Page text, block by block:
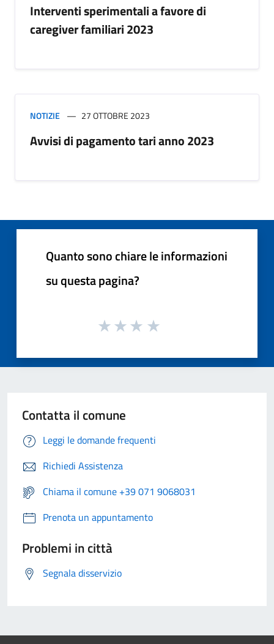
Interventi sperimentali a favore di
caregiver familiari 2023
NOTIZIE 27 OTTOBRE 2023
Avvisi di pagamento tari anno 2023
Quanto sono chiare le informazioni
su questa pagina?
Contatta il comune
Leggi le domande frequenti
Richiedi Assistenza
Chiama il comune +39 071 9068031
Prenota un appuntamento
Problemi in città
Segnala disservizio